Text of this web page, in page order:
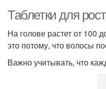
Таблетки для
На голове растет от 100
это потому, что волосы
Важно учитывать, что